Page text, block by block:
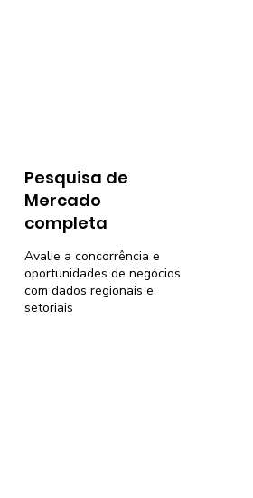
Pesquisa de
Mercado
completa
Avalie a concorrência e
oportunidades de negócios
com dados regionais e
setoriais